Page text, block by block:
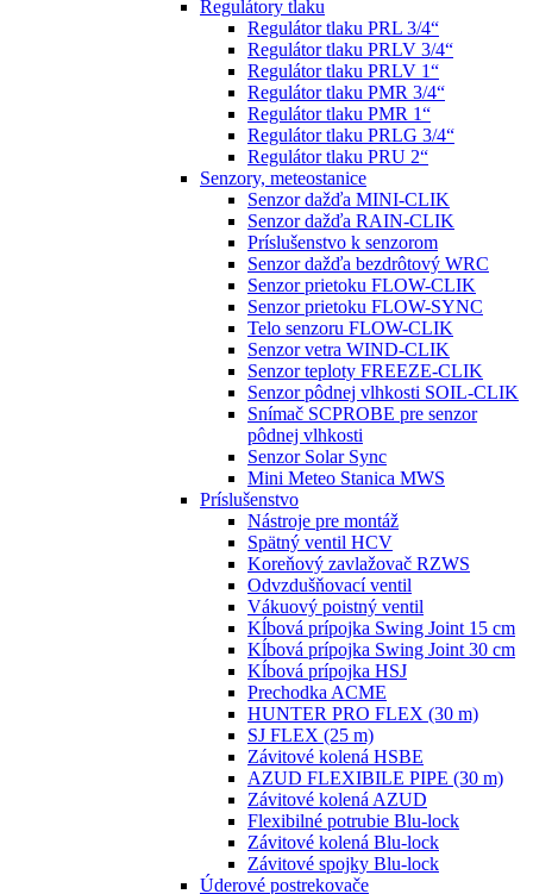
Regulátory tlaku
Regulátor tlaku PRL 3/4“
Regulátor tlaku PRLV 3/4“
Regulátor tlaku PRLV 1“
Regulátor tlaku PMR 3/4“
Regulátor tlaku PMR 1“
Regulátor tlaku PRLG 3/4“
Regulátor tlaku PRU 2“
Senzory, meteostanice
Senzor dažďa MINI-CLIK
Senzor dažďa RAIN-CLIK
Príslušenstvo k senzorom
Senzor dažďa bezdrôtový WRC
Senzor prietoku FLOW-CLIK
Senzor prietoku FLOW-SYNC
Telo senzoru FLOW-CLIK
Senzor vetra WIND-CLIK
Senzor teploty FREEZE-CLIK
Senzor pôdnej vlhkosti SOIL-CLIK
Snímač SCPROBE pre senzor
pôdnej vlhkosti
Senzor Solar Sync
Mini Meteo Stanica MWS
Príslušenstvo
Nástroje pre montáž
Spätný ventil HCV
Koreňový zavlažovač RZWS
Odvzdušňovací ventil
Vákuový poistný ventil
Kĺbová prípojka Swing Joint 15 cm
Kĺbová prípojka Swing Joint 30 cm
Kĺbová prípojka HSJ
Prechodka ACME
HUNTER PRO FLEX (30 m)
SJ FLEX (25 m)
Závitové kolená HSBE
AZUD FLEXIBILE PIPE (30 m)
Závitové kolená AZUD
Flexibilné potrubie Blu-lock
Závitové kolená Blu-lock
Závitové spojky Blu-lock
Úderové postrekovače